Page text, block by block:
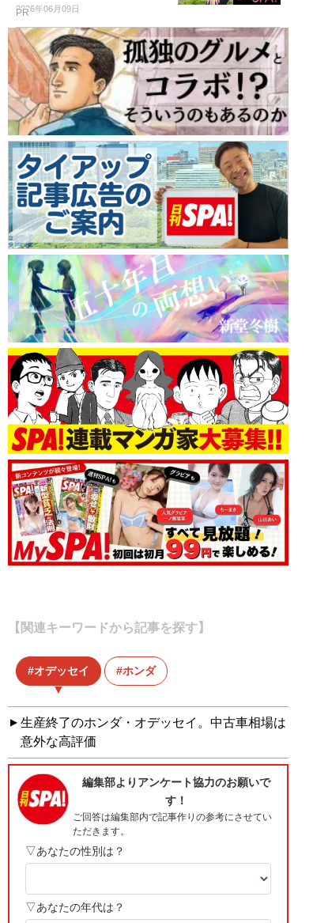
2026年06月09日
PR
【関連キーワードから記事を探す】
オデッセイ ホンダ
生産終了のホンダ・オデッセイ。中古車相場は
意外な高評価